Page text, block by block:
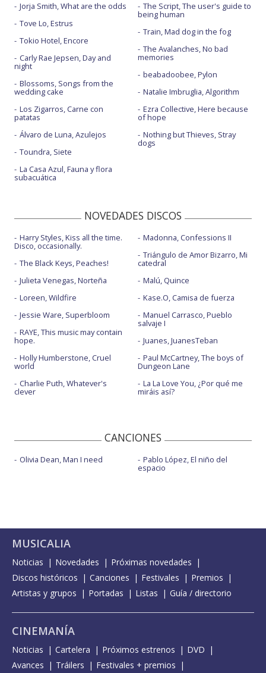
Jorja Smith, What are the odds
Tove Lo, Estrus
Tokio Hotel, Encore
Carly Rae Jepsen, Day and
night
Blossoms, Songs from the
wedding cake
Los Zigarros, Carne con
patatas
Álvaro de Luna, Azulejos
Toundra, Siete
La Casa Azul, Fauna y flora
subacuática
The Script, The user's guide to
being human
Train, Mad dog in the fog
The Avalanches, No bad
memories
beabadoobee, Pylon
Natalie Imbruglia, Algorithm
Ezra Collective, Here because
of hope
Nothing but Thieves, Stray
dogs
NOVEDADES DISCOS
Harry Styles, Kiss all the time.
Disco, occasionally.
The Black Keys, Peaches!
Julieta Venegas, Norteña
Loreen, Wildfire
Jessie Ware, Superbloom
RAYE, This music may contain
hope.
Holly Humberstone, Cruel
world
Charlie Puth, Whatever's
clever
Madonna, Confessions II
Triángulo de Amor Bizarro, Mi
catedral
Malú, Quince
Kase.O, Camisa de fuerza
Manuel Carrasco, Pueblo
salvaje I
Juanes, JuanesTeban
Paul McCartney, The boys of
Dungeon Lane
La La Love You, ¿Por qué me
miráis así?
CANCIONES
Olivia Dean, Man I need Pablo López, El niño del
espacio
MUSICALIA
Noticias Novedades
Próximas novedades
Discos históricos
Canciones Festivales
Premios
Artistas y grupos
Portadas Listas Guía / directorio
CINEMANÍA
Noticias Cartelera Próximos estrenos
DVD
Avances
Tráilers Festivales + premios